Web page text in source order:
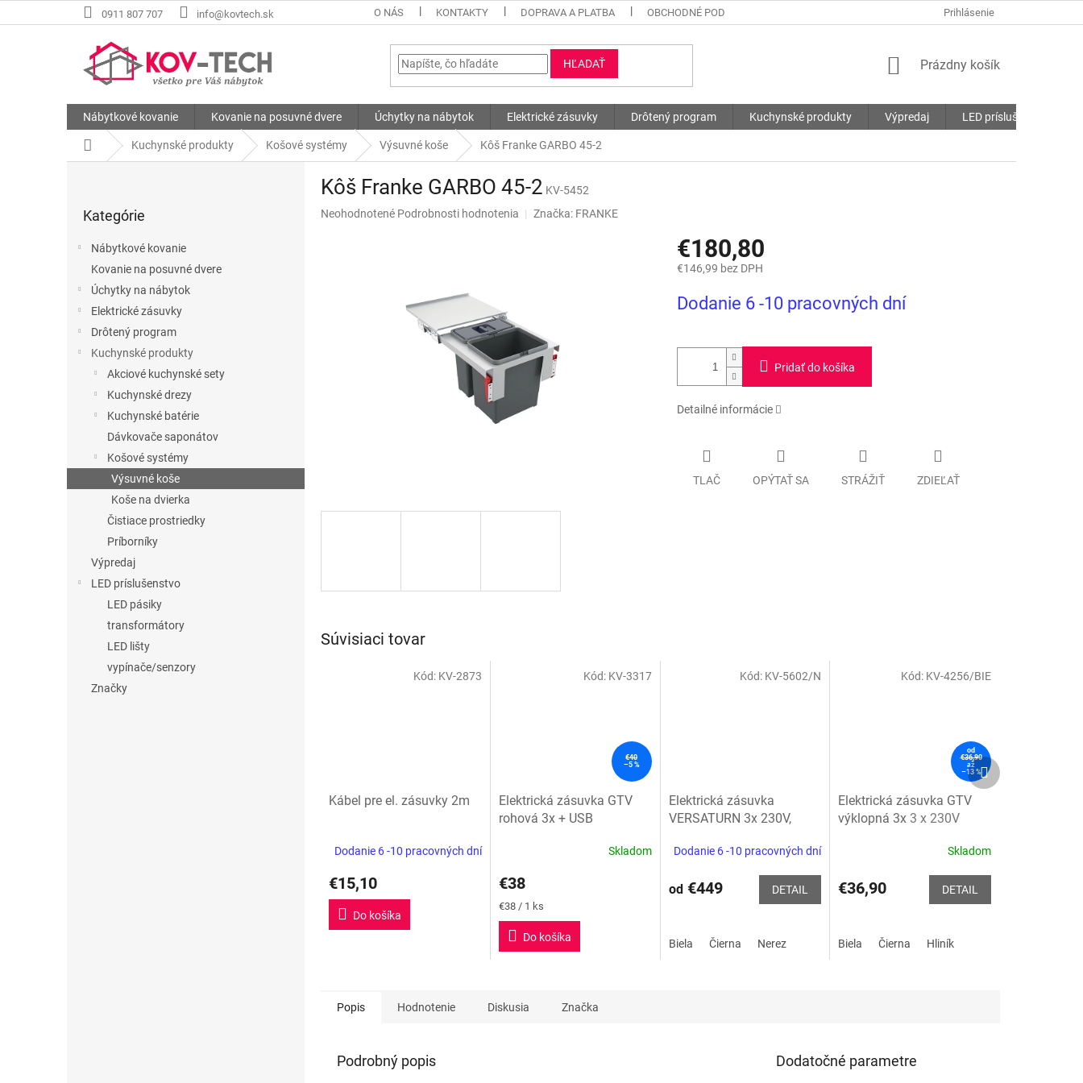
na
0911 807 707 info@kovtech.sk O NÁS KONTAKTY DOPRAVA A PLATBA OBCHODNÉ PODMIENKY SÚBORY COOKIES
Prihlásenie
HĽADAŤ
NÁKUPNÝ
Prázdny košík
Nábytkové kovanie Kovanie na posuvné dvere Úchytky na nábytok Elektrické zásuvky Drôtený program Kuchynské produkty Výpredaj LED príslušenstvo
DomovKuchynské produkty Košové systémy Výsuvné koše Kôš Franke GARBO 45-2
kategórie
Kategórie
Nábytkové kovanie
Kovanie na posuvné dvere
Úchytky na nábytok
Elektrické zásuvky
Drôtený program
Kuchynské produkty
Akciové kuchynské sety
Kuchynské drezy
Kuchynské batérie
Dávkovače saponátov
Košové systémy
Výsuvné koše
Koše na dvierka
Čistiace prostriedky
Príborníky
Výpredaj
LED príslušenstvo
LED pásiky
transformátory
LED lišty
vypínače/senzory
Značky
Kôš Franke GARBO 45-2 KV-5452
Priemerné
Neohodnotené Podrobnosti hodnotenia Značka: FRANKE
€180,80
€146,99 bez DPH
cena:
Dodanie 6 -10 pracovných dní
Pridať do košíka
Detailné informácie
TLAČ OPÝTAŤ SA STRÁŽIŤ ZDIEĽAŤ
Súvisiaci tovar
Kábel pre el. zásuvky 2m
Dodanie 6 -10 pracovných dní
€15,10
Do košíka
Kód: KV-2873
€40
–5 %
Elektrická zásuvka GTV
rohová 3x + USB
produktu
Skladom
€38
Jednotková
cena:
€38 / 1 ks
Do košíka
Kód: KV-3317
Elektrická zásuvka
VERSATURN 3x 230V,
Dodanie 6 -10 pracovných dní
od€449 DETAIL
Biela Čierna Nerez
Kód: KV-5602/N
od
€36,90
až
–13 %
Elektrická zásuvka GTV
výklopná 3x 3 x 230V
produktu
5
Skladom
€36,90 DETAIL
Biela Čierna Hliník
Kód: KV-4256/BIE
Ďalší
produkt
Popis Hodnotenie Diskusia Značka
Podrobný popis Dodatočné parametre